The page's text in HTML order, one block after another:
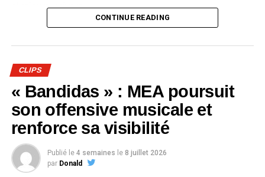
plusieurs univers.
Bombarder »accompagne cette évolution avec une
Chorégraphies dynamiques, danseuses et ambiance
festive renforcent le caractère entraînant du morceau et
traduisent l’énergie que l’artiste souhaite insuffler à ce
nouveau chapitre de sa carrière.
Composé de treize titres,
parcours deZEBEN, de ses débuts dans le rap gabonais
à son affirmation en solo. L’album mêle rap, afro-pop et
CONTINUE READING
CLIPS
« Bandidas » : MEA poursuit
son offensive musicale et
renforce sa visibilité
Publié le 4 semaines le 8 juillet 2026
par Donald